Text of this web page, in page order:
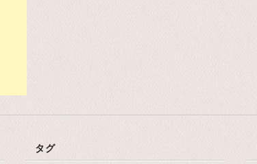
タグ